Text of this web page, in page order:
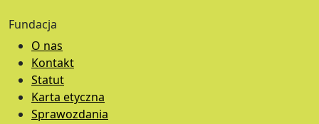
Fundacja
O nas
Kontakt
Statut
Karta etyczna
Sprawozdania